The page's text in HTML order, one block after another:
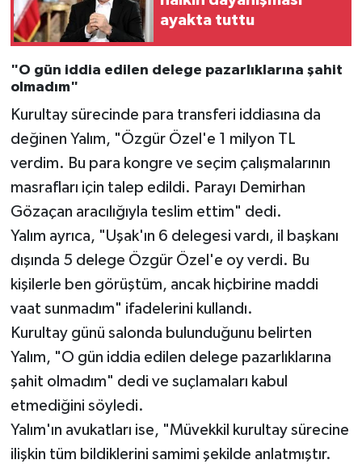
ayakta tuttu
"O gün iddia edilen delege pazarlıklarına şahit
olmadım"
Kurultay sürecinde para transferi iddiasına da
değinen Yalım, "Özgür Özel'e 1 milyon TL
verdim. Bu para kongre ve seçim çalışmalarının
masrafları için talep edildi. Parayı Demirhan
Gözaçan aracılığıyla teslim ettim" dedi.
Yalım ayrıca, "Uşak'ın 6 delegesi vardı, il başkanı
dışında 5 delege Özgür Özel'e oy verdi. Bu
kişilerle ben görüştüm, ancak hiçbirine maddi
vaat sunmadım" ifadelerini kullandı.
Kurultay günü salonda bulunduğunu belirten
Yalım, "O gün iddia edilen delege pazarlıklarına
şahit olmadım" dedi ve suçlamaları kabul
etmediğini söyledi.
Yalım'ın avukatları ise, "Müvekkil kurultay sürecine
ilişkin tüm bildiklerini samimi şekilde anlatmıştır.